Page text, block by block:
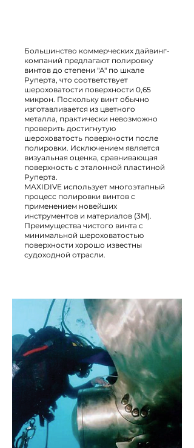
Большинство коммерческих дайвинг-
компаний предлагают полировку
винтов до степени "A" по шкале
Руперта, что соответствует
шероховатости поверхности 0,65
микрон. Поскольку винт обычно
изготавливается из цветного
металла, практически невозможно
проверить достигнутую
шероховатость поверхности после
полировки. Исключением является
визуальная оценка, сравнивающая
поверхность с эталонной пластиной
Руперта.
MAXIDIVE использует многоэтапный
процесс полировки винтов с
применением новейших
инструментов и материалов (3M).
Преимущества чистого винта с
минимальной шероховатостью
поверхности хорошо известны
судоходной отрасли.